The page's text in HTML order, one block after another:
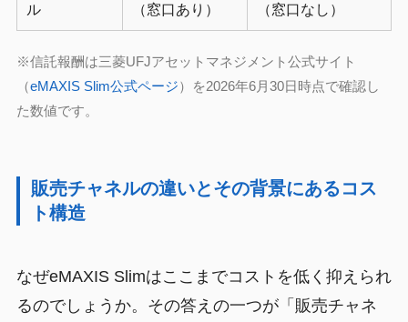
ル
（窓口あり）
（窓口なし）
※信託報酬は三菱UFJアセットマネジメント公式サイト
（eMAXIS Slim公式ページ）を2026年6月30日時点で確認し
た数値です。
販売チャネルの違いとその背景にあるコス
ト構造
なぜeMAXIS Slimはここまでコストを低く抑えられ
るのでしょうか。その答えの一つが「販売チャネ